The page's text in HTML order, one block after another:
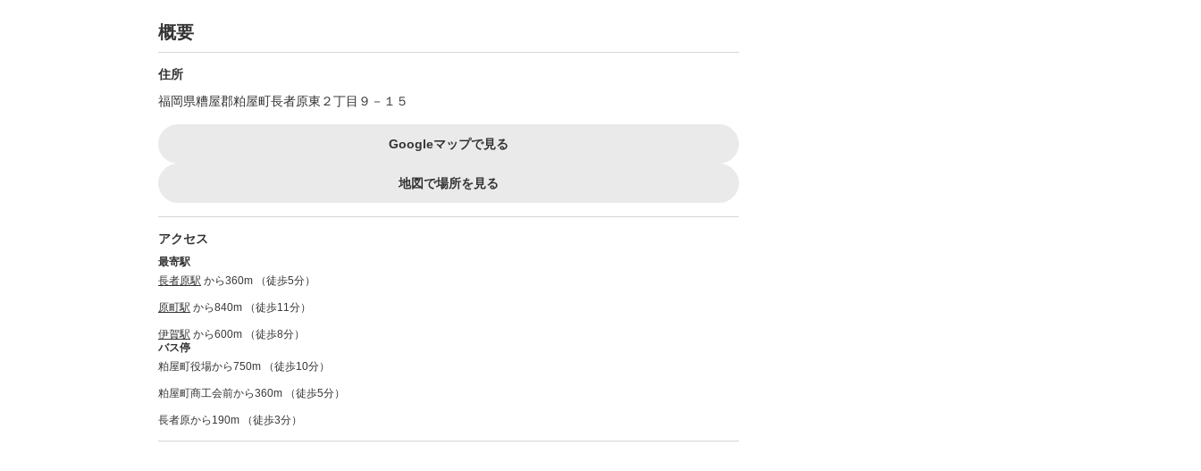
概要
住所
福岡県糟屋郡粕屋町長者原東２丁目９－１５
Googleマップで見る
地図で場所を見る
アクセス
最寄駅
長者原駅 から360m （徒歩5分）
原町駅 から840m （徒歩11分）
伊賀駅 から600m （徒歩8分）
バス停
粕屋町役場から750m （徒歩10分）
粕屋町商工会前から360m （徒歩5分）
長者原から190m （徒歩3分）